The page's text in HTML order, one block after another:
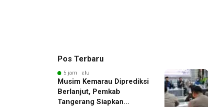
Pos Terbaru
5 jam lalu
Musim Kemarau Diprediksi
Berlanjut, Pemkab
Tangerang Siapkan